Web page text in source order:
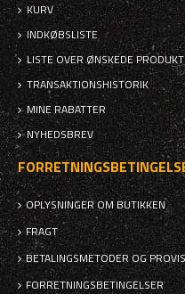
KURV
INDKØBSLISTE
LISTE OVER ØNSKEDE
TRANSAKTIONSHISTORIK
MINE RABATTER
NYHEDSBREV
OPLYSNINGER OM BUTIKKEN
FRAGT
BETALINGSMETODER OG
FORRETNINGSBETINGELSER